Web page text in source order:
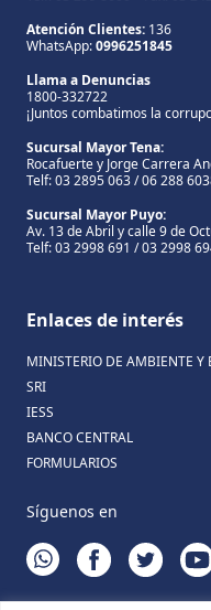
Atención Clientes: 136
WhatsApp:0996251845
Llama a Denuncias
1800-332722
¡Juntos combatimos la
Sucursal Mayor Tena:
Rocafuerte y Jorge Carrera
Telf: 03 2895 063 / 06 288
Sucursal Mayor Puyo:
Av. 13 de Abril y calle 9 de
Telf: 03 2998 691 / 03 2998
Enlaces de interés
MINISTERIO DE AMBIENTE Y
SRI
IESS
BANCO CENTRAL
FORMULARIOS
Síguenos en
WHATSAPPFACEBOOKTWITTER